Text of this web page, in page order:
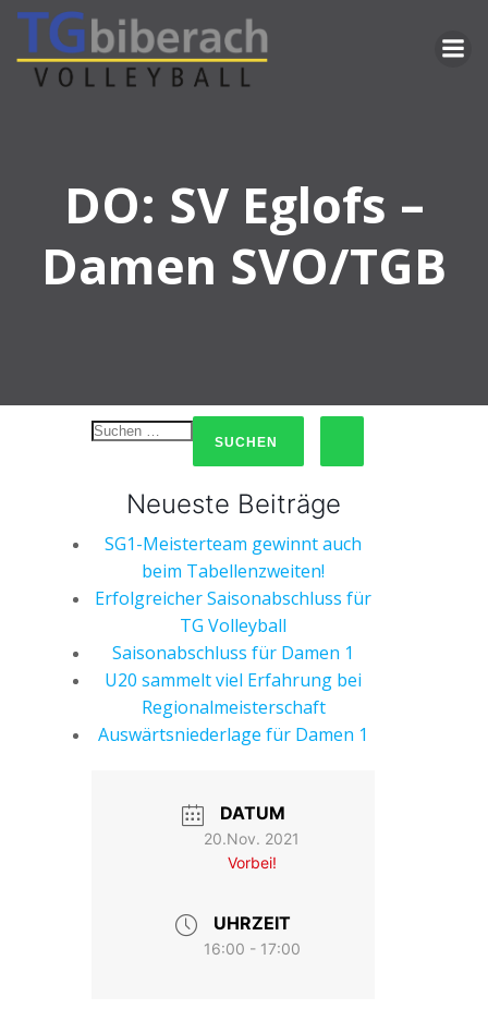
Inhalt
springen
DO: SV Eglofs –
Damen SVO/TGB
Neueste Beiträge
SG1-Meisterteam gewinnt auch
beim Tabellenzweiten!
Erfolgreicher Saisonabschluss für
TG Volleyball
Saisonabschluss für Damen 1
U20 sammelt viel Erfahrung bei
Regionalmeisterschaft
Auswärtsniederlage für Damen 1
DATUM
20.Nov. 2021
Vorbei!
UHRZEIT
16:00 - 17:00